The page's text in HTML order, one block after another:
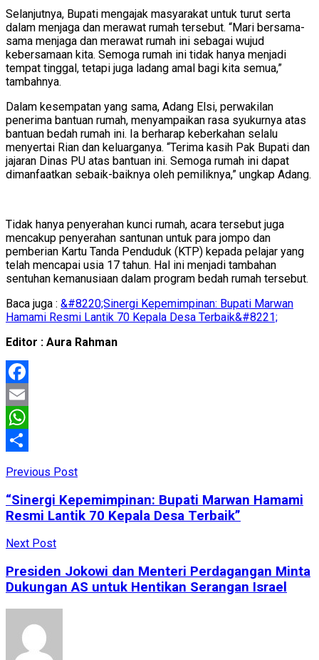
Selanjutnya, Bupati mengajak masyarakat untuk turut serta
dalam menjaga dan merawat rumah tersebut. “Mari bersama-
sama menjaga dan merawat rumah ini sebagai wujud
kebersamaan kita. Semoga rumah ini tidak hanya menjadi
tempat tinggal, tetapi juga ladang amal bagi kita semua,”
tambahnya.
Dalam kesempatan yang sama, Adang Elsi, perwakilan
penerima bantuan rumah, menyampaikan rasa syukurnya atas
bantuan bedah rumah ini. Ia berharap keberkahan selalu
menyertai Rian dan keluarganya. “Terima kasih Pak Bupati dan
jajaran Dinas PU atas bantuan ini. Semoga rumah ini dapat
dimanfaatkan sebaik-baiknya oleh pemiliknya,” ungkap Adang.
Tidak hanya penyerahan kunci rumah, acara tersebut juga
mencakup penyerahan santunan untuk para jompo dan
pemberian Kartu Tanda Penduduk (KTP) kepada pelajar yang
telah mencapai usia 17 tahun. Hal ini menjadi tambahan
sentuhan kemanusiaan dalam program bedah rumah tersebut.
Baca juga : &#8220;Sinergi Kepemimpinan: Bupati Marwan
Hamami Resmi Lantik 70 Kepala Desa Terbaik&#8221;
Editor : Aura Rahman
Facebook
Email
WhatsApp
Previous Post
“Sinergi Kepemimpinan: Bupati Marwan Hamami
Resmi Lantik 70 Kepala Desa Terbaik”
Next Post
Presiden Jokowi dan Menteri Perdagangan Minta
Dukungan AS untuk Hentikan Serangan Israel